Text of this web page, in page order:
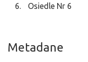
6. Osiedle Nr 6
Metadane